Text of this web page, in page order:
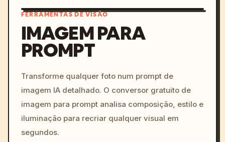
colors, 8k --v 6.0
FERRAMENTAS DE VISÃO
IMAGEM PARA
PROMPT
Transforme qualquer foto num prompt de
imagem IA detalhado. O conversor gratuito de
imagem para prompt analisa composição, estilo e
iluminação para recriar qualquer visual em
segundos.